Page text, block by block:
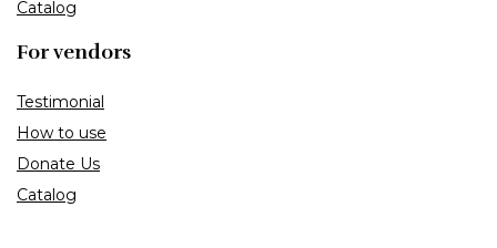
Catalog
For vendors
Testimonial
How to use
Donate Us
Catalog